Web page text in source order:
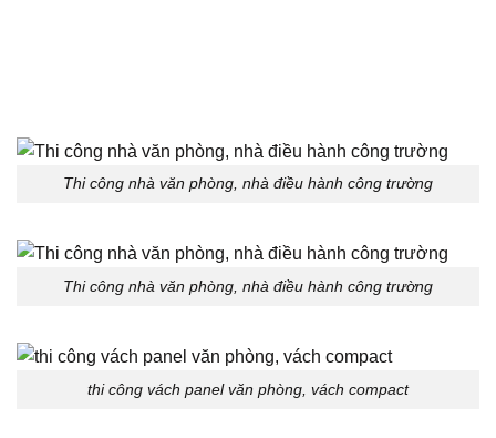
Thi công nhà văn phòng, nhà điều hành công trường
Thi công nhà văn phòng, nhà điều hành công trường
thi công vách panel văn phòng, vách compact